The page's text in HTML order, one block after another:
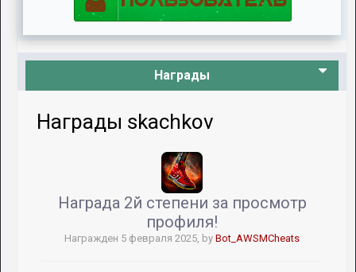
Награды
Награды skachkov
Награда 2й степени за просмотр
профиля!
Награжден 5 февраля 2025, by Bot_AWSMCheats